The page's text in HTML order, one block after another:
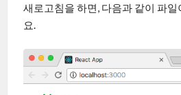
새로고침을 하면, 다음과 같이 파
요.